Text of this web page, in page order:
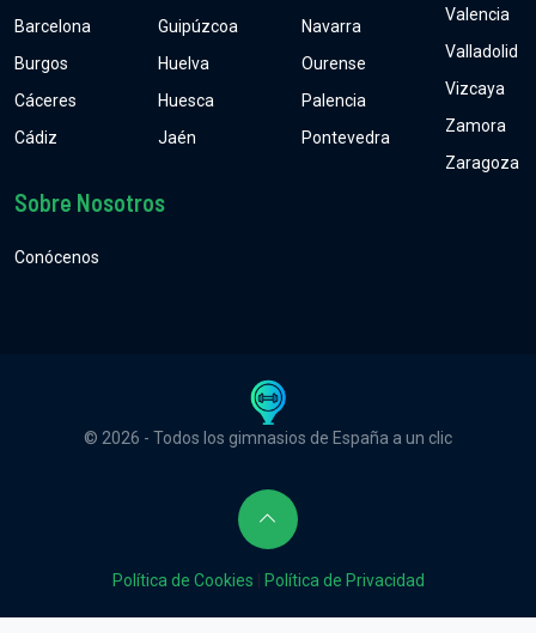
Barcelona
Burgos
Cáceres
Cádiz
Guipúzcoa
Huelva
Huesca
Jaén
Navarra
Ourense
Palencia
Pontevedra
Valencia
Valladolid
Vizcaya
Zamora
Zaragoza
Sobre Nosotros
Conócenos
© 2026 - Todos los gimnasios de España a un clic
Política de Cookies Política de Privacidad